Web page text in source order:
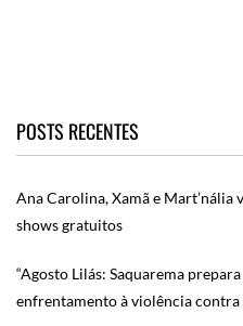
POSTS RECENTES
Ana Carolina, Xamã e Mart’nália
shows gratuitos
“Agosto Lilás: Saquarema
enfrentamento à violência contra